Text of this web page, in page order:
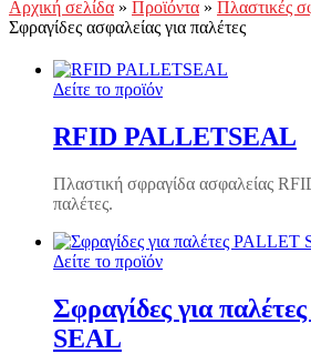
Αρχική σελίδα » Προϊόντα » Πλαστικές
Σφραγίδες ασφαλείας για παλέτες
Δείτε το προϊόν
RFID PALLETSEAL
Πλαστική σφραγίδα ασφαλείας
παλέτες.
Δείτε το προϊόν
Σφραγίδες για
SEAL